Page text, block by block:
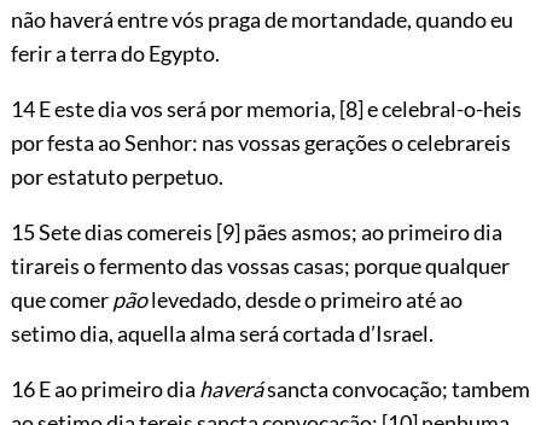
não haverá entre vós praga de mortandade, quando eu
ferir a terra do Egypto.
14 E este dia vos será por memoria, [8]e celebral-o-heis
por festa ao Senhor: nas vossas gerações o celebrareis
por estatuto perpetuo.
15 Sete dias comereis [9]pães asmos; ao primeiro dia
tirareis o fermento das vossas casas; porque qualquer
que comerpãolevedado, desde o primeiro até ao
setimo dia, aquella alma será cortada d’Israel.
16 E ao primeiro dia haverásancta convocação; tambem